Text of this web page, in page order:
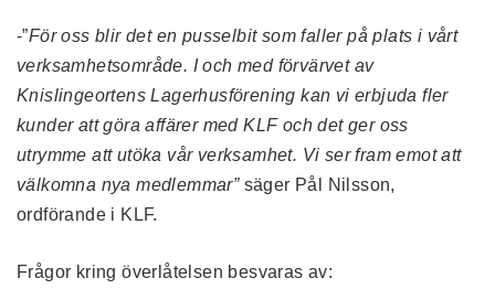
-”För oss blir det en pusselbit som faller på plats i vårt
verksamhetsområde. I och med förvärvet av
Knislingeortens Lagerhusförening kan vi erbjuda fler
kunder att göra affärer med KLF och det ger oss
utrymme att utöka vår verksamhet. Vi ser fram emot att
välkomna nya medlemmar” säger Pål Nilsson,
ordförande i KLF.
Frågor kring överlåtelsen besvaras av: